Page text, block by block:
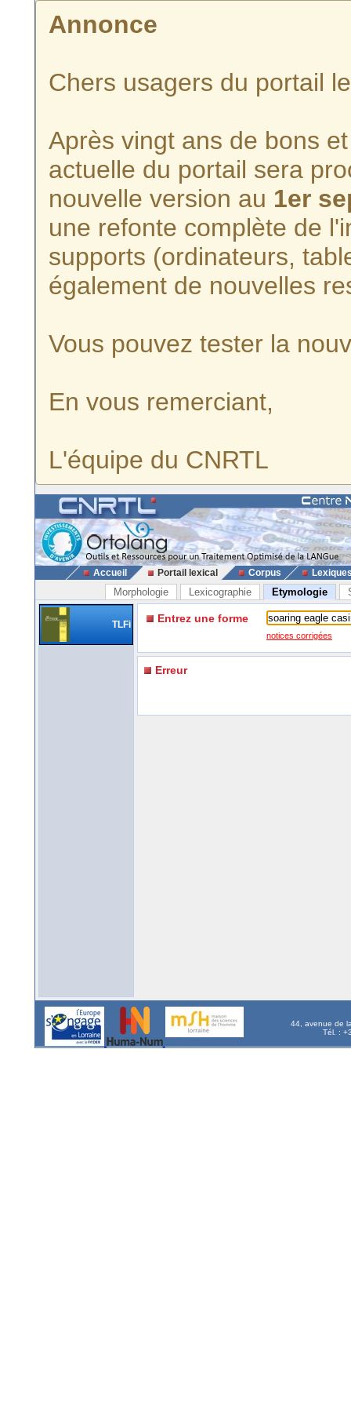
Annonce
Chers usagers du portail
Après vingt ans de bons
actuelle du portail sera
nouvelle version au 1er
une refonte complète de
supports (ordinateurs,
également de nouvelles
Vous pouvez tester la
En vous remerciant,
L'équipe du CNRTL
Accueil Portail lexical Corpus
Morphologie Lexicographie Etymologie
TLFi Entrez une forme
notices corrigées
Erreur
44, avenue de
Tél. :